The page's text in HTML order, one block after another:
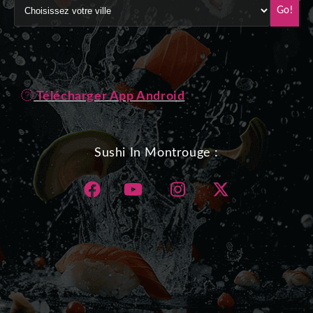
Go!
Télécharger App Android
Sushi In Montrouge :